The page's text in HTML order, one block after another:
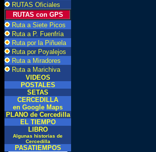
RUTAS Oficiales
RUTAS con GPS
Ruta a Siete Picos
Ruta a P. Fuenfría
Ruta por la Piñuela
Ruta por Poyalejos
Ruta a Miradores
Ruta a Marichiva
VIDEOS
POSTALES
SETAS
CERCEDILLA
en Google Maps
PLANO de Cercedilla
EL TIEMPO
LIBRO
Algunas historias de
Cercedilla
PASATIEMPOS